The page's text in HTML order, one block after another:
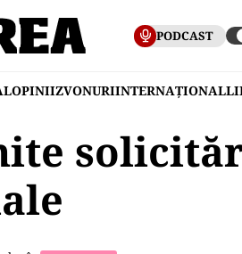
PODCAST
OPINIIZVONURIINTERNAȚIONAL